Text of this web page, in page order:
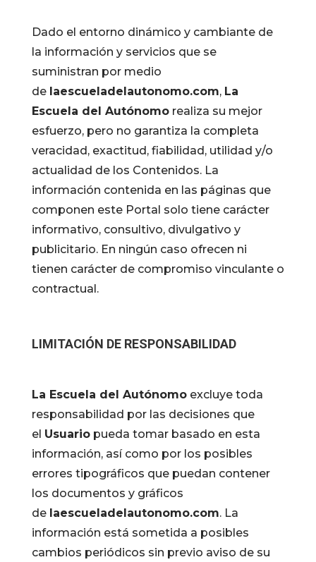
Dado el entorno dinámico y cambiante de
la información y servicios que se
suministran por medio
de laescueladelautonomo.com, La
Escuela del Autónomorealiza su mejor
esfuerzo, pero no garantiza la completa
veracidad, exactitud, fiabilidad, utilidad y/o
actualidad de los Contenidos. La
información contenida en las páginas que
componen este Portal solo tiene carácter
informativo, consultivo, divulgativo y
publicitario. En ningún caso ofrecen ni
tienen carácter de compromiso vinculante o
contractual.
LIMITACIÓN DE RESPONSABILIDAD
La Escuela del Autónomoexcluye toda
responsabilidad por las decisiones que
el Usuariopueda tomar basado en esta
información, así como por los posibles
errores tipográficos que puedan contener
los documentos y gráficos
de laescueladelautonomo.com. La
información está sometida a posibles
cambios periódicos sin previo aviso de su